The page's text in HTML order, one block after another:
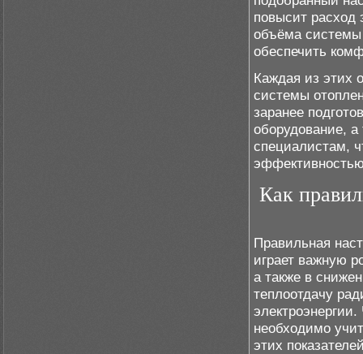
повысит расход
объёма
обеспечить
Каждая из этих
системы
заранее
оборудование,
специалистам,
Как
Правильная
играет важную
а также в
теплоотдачу
необходимо
этих